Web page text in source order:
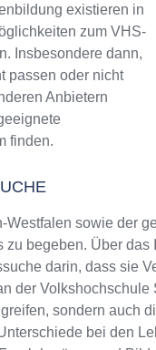
existieren in
zum VHS-
Insbesondere dann,
passen oder nicht
Anbietern
finden.
sowie der
begeben. Über das
darin, dass sie
der
sondern auch
bei den